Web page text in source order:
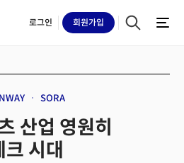
로그인 회원가입
SORA
산업 영원히
시대